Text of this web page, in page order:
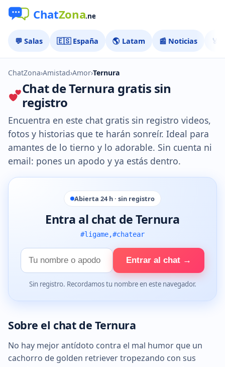
💬 Salas 🇪🇸 España 🌎 Latam 📰 Noticias 🏅
ChatZona›Amistad›Amor›Ternura
Chat de Ternura gratis sin
registro
Encuentra en este chat gratis sin registro videos,
fotos y historias que te harán sonreír. Ideal para
amantes de lo tierno y lo adorable. Sin cuenta ni
email: pones un apodo y ya estás dentro.
Abierta 24 h · sin registro
Entra al chat de Ternura
#ligame,#chatear
Tu
nombre
Entrar al chat →
Sin registro. Recordamos tu nombre en este navegador.
Sobre el chat de Ternura
No hay mejor antídoto contra el mal humor que un
cachorro de golden retriever tropezando con sus